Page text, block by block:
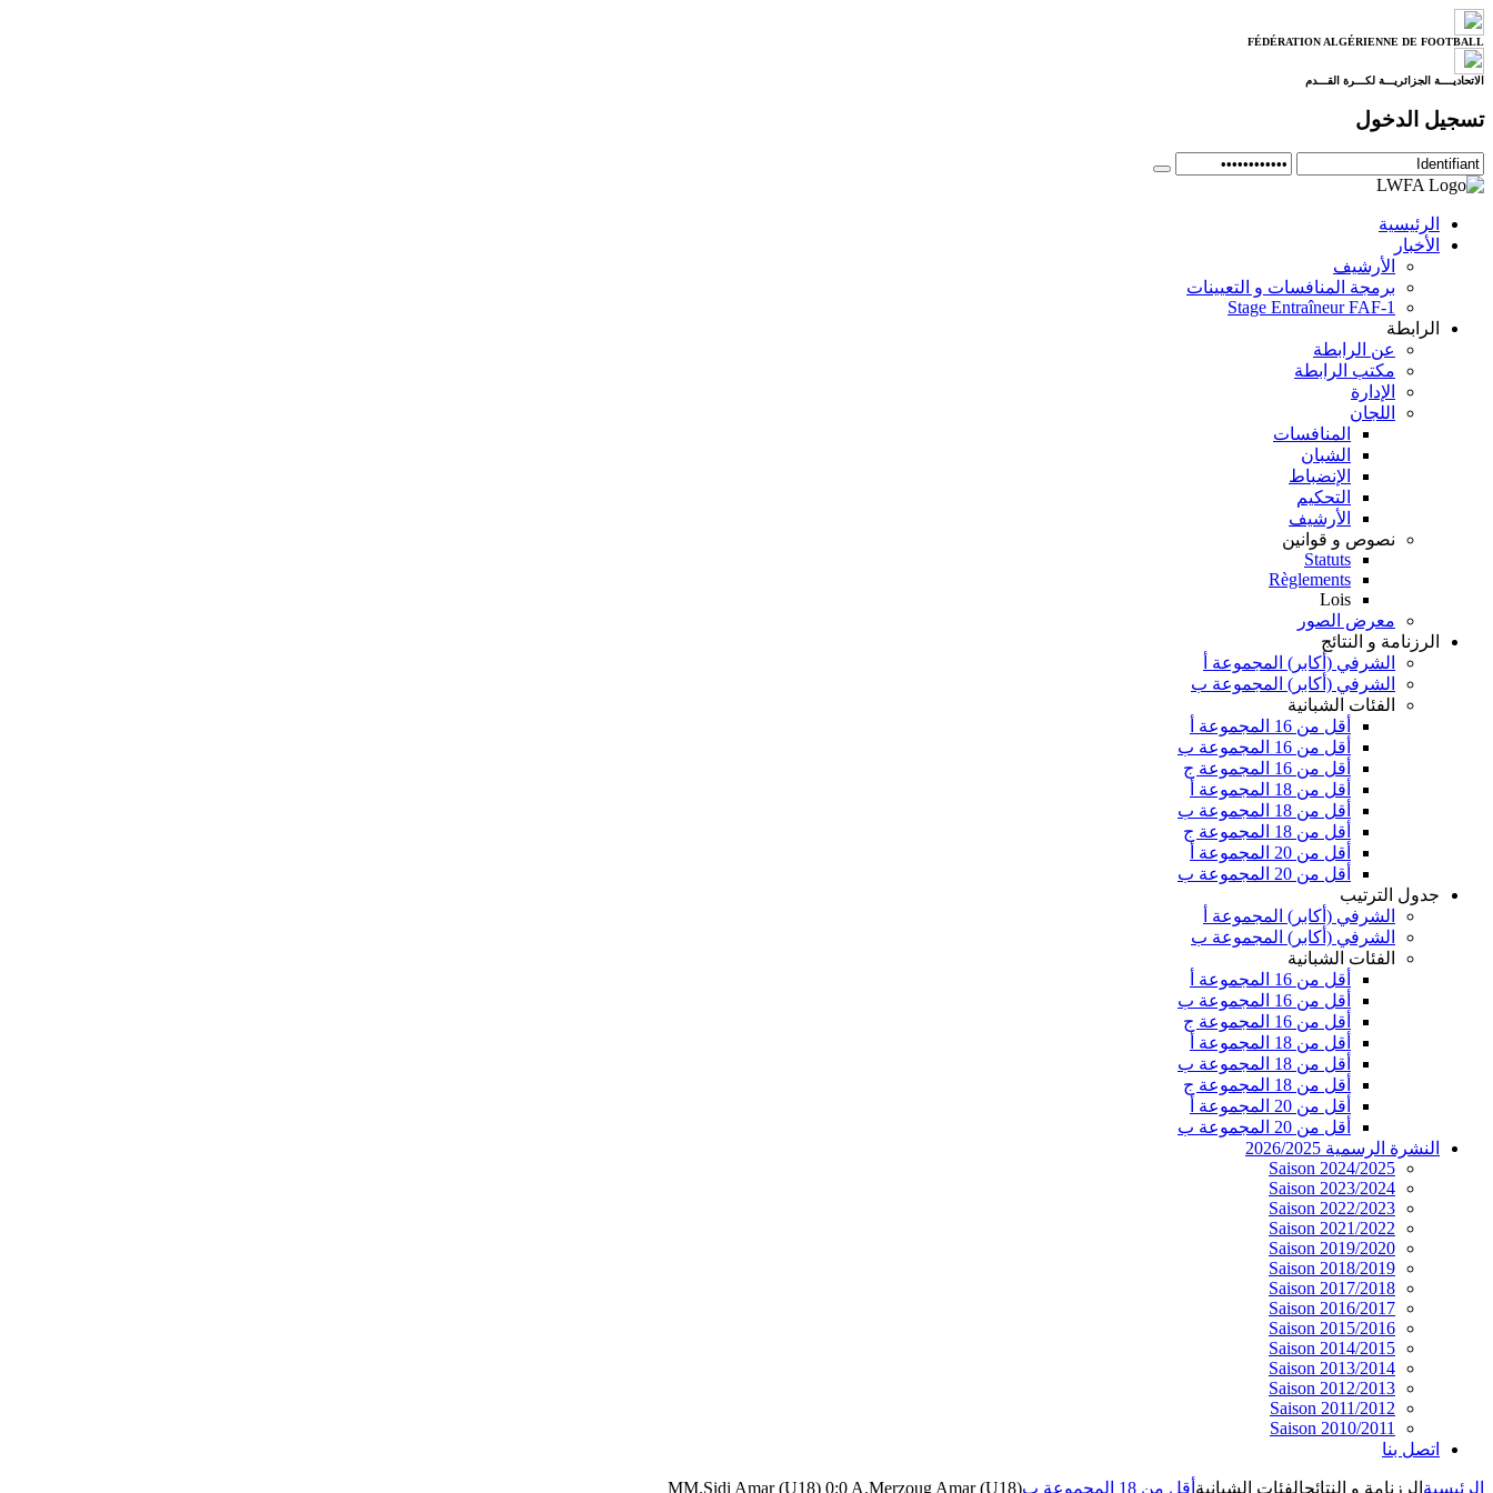
FÉDÉRATION ALGÉRIENNE DE FOOTBALL
الاتحاديــــة الجزائريـــة لكـــرة القـــدم
تسجيل الدخول
الرئيسية
الأخبار
الأرشيف
برمجة المنافسات و التعيينات
Stage Entraîneur FAF-1
الرابطة
عن الرابطة
مكتب الرابطة
الإدارة
اللجان
المنافسات
الشبان
الإنضباط
التحكيم
الأرشيف
نصوص و قوانين
Statuts
Règlements
Lois
معرض الصور
الرزنامة و النتائج
الشرفي (أكابر) المجموعة أ
الشرفي (أكابر) المجموعة ب
الفئات الشبانية
أقل من 16 المجموعة أ
أقل من 16 المجموعة ب
أقل من 16 المجموعة ج
أقل من 18 المجموعة أ
أقل من 18 المجموعة ب
أقل من 18 المجموعة ج
أقل من 20 المجموعة أ
أقل من 20 المجموعة ب
جدول الترتيب
الشرفي (أكابر) المجموعة أ
الشرفي (أكابر) المجموعة ب
الفئات الشبانية
أقل من 16 المجموعة أ
أقل من 16 المجموعة ب
أقل من 16 المجموعة ج
أقل من 18 المجموعة أ
أقل من 18 المجموعة ب
أقل من 18 المجموعة ج
أقل من 20 المجموعة أ
أقل من 20 المجموعة ب
النشرة الرسمية 2026/2025
Saison 2024/2025
Saison 2023/2024
Saison 2022/2023
Saison 2021/2022
Saison 2019/2020
Saison 2018/2019
Saison 2017/2018
Saison 2016/2017
Saison 2015/2016
Saison 2014/2015
Saison 2013/2014
Saison 2012/2013
Saison 2011/2012
Saison 2010/2011
اتصل بنا
الرئيسية الرزنامة و النتائجالفئات الشبانية أقل من 18 المجموعة ب
MM.Sidi Amar (U18) 0:0 A.Merzoug Amar (U18)